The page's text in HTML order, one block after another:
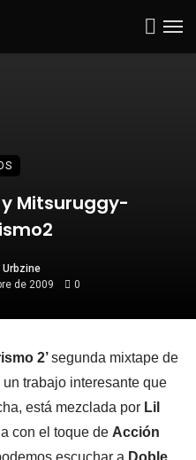
Mitsuruggy-
Urbzine
de 2009
0
2’segunda mixtape de
un trabajo interesante que
está mezclada por Lil
con el toque de Acción
escuchar a Doble